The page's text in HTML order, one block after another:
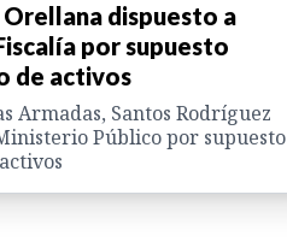
dispuesto a
por supuesto
de activos
Armadas, Santos Rodríguez
Público por supuesto